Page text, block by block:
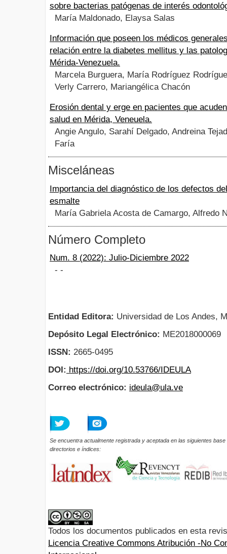
sobre bacterias patógenas de interés
María Maldonado, Elaysa Salas
Información que poseen los médicos
relación entre la diabetes mellitus y las
Mérida-Venezuela.
Marcela Burguera, María Rodríguez
Verly Carrero, Mariangélica Chacón
Erosión dental y erge en pacientes que
salud en Mérida, Veneuela.
Angie Angulo, Sarahí Delgado, Andreina
Faría
Misceláneas
Importancia del diagnóstico de los defectos
esmalte
María Gabriela Acosta de Camargo, Alfredo
Número Completo
Num. 8 (2022): Julio-Diciembre 2022
- -
Entidad Editora: Universidad de Los Andes,
Depósito Legal Electrónico: ME2018000069
ISSN: 2665-0495
DOI: https://doi.org/10.53766/IDEULA
Correo electrónico: ideula@ula.ve
Se encuentra actualmente registrada y aceptada en las siguientes base
directorios e índices:
Todos los documentos publicados en esta
Licencia Creative Commons Atribución -No